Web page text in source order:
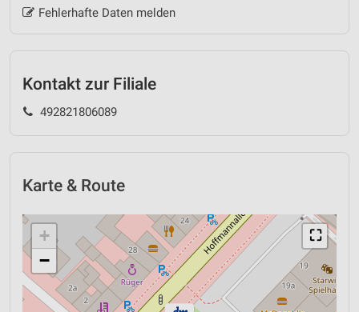
Fehlerhafte Daten melden
Kontakt zur Filiale
492821806089
Karte & Route
⛶
+
−